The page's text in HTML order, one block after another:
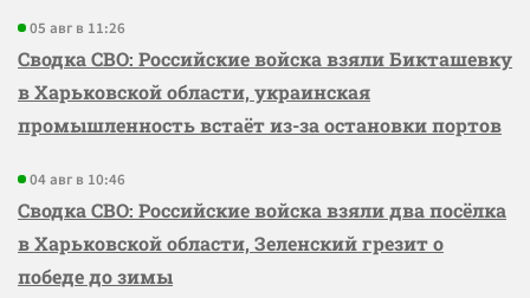
05 авг в 11:26
Сводка СВО: Российские войска взяли Бикташевку
в Харьковской области, украинская
промышленность встаёт из-за остановки портов
04 авг в 10:46
Сводка СВО: Российские войска взяли два посёлка
в Харьковской области, Зеленский грезит о
победе до зимы